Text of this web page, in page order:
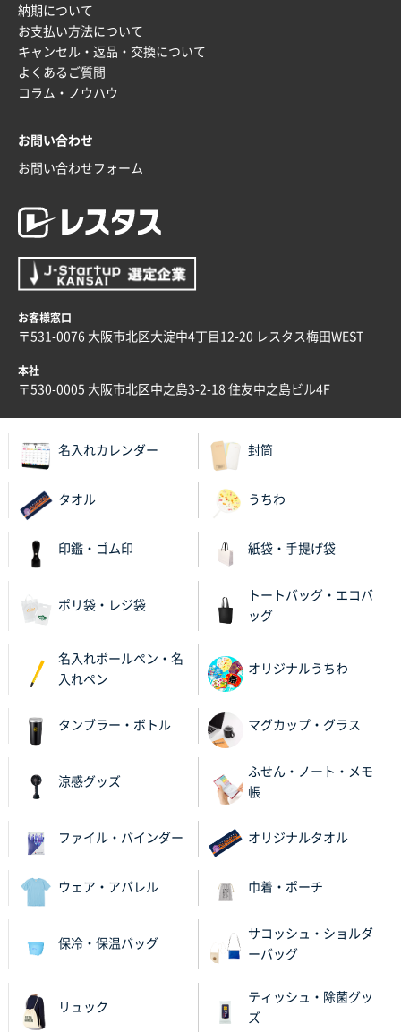
富山県O社様
uni ジェットストリーム 07
2025年12月09日 14:04
安い、早い
ラミネート紙袋 規格L4サイズ(B4対応)
2025年12月04日 17:34
兵庫県のお客様
2025年12月02日 23:00
大阪府E社様
2025年11月28日 15:13
兵庫県S社様
A4箔押し名入れクリアファイル
以前発注しているので、データが残っている点が良か
ビオトープデスクメモ100P
100枚
前回同様、安心できるから
茨城県G社様
uni ジェットストリーム 05
2025年11月21日 16:39
何度か注文していて、満足していたから
2025年11月18日 13:29
のし文言が変更できたのと価格。
2025年11月06日 14:57
営業ご担当者さまより、ご丁寧なサポートをいただ
進められました。
納期について
お支払い方法について
キャンセル・返品・交換について
よくあるご質問
コラム・ノウハウ
お問い合わせ
お問い合わせフォーム
お客様窓口
〒531-0076 大阪市北区大淀中4丁目12-20 レスタス梅田WEST
本社
〒530-0005 大阪市北区中之島3-2-18 住友中之島ビル4F
名入れカレンダー 封筒
タオル うちわ
印鑑・ゴム印 紙袋・手提げ袋
ポリ袋・レジ袋
トートバッグ・エコバ
ッグ
名入れボールペン・名
入れペン
オリジナルうちわ
タンブラー・ボトル マグカップ・グラス
涼感グッズ
ふせん・ノート・メモ
帳
ファイル・バインダー オリジナルタオル
ウェア・アパレル 巾着・ポーチ
保冷・保温バッグ
サコッシュ・ショルダ
ーバッグ
リュック
ティッシュ・除菌グッ
ズ